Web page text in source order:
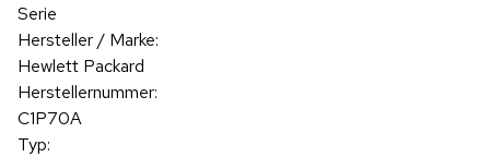
Serie
Hersteller / Marke:
Hewlett Packard
Herstellernummer:
C1P70A
Typ: